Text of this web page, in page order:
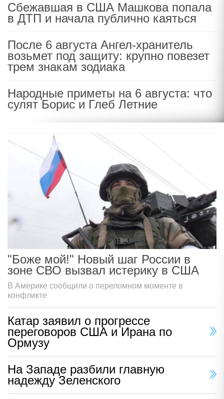
Сбежавшая в США Машкова попала
в ДТП и начала публично каяться
После 6 августа Ангел-хранитель
возьмет под защиту: крупно повезет
трем знакам зодиака
Народные приметы на 6 августа: что
сулят Борис и Глеб Летние
"Боже мой!" Новый шаг России в
зоне СВО вызвал истерику в США
В Америке сообщили о переломном моменте в
конфликте
Катар заявил о прогрессе
переговоров США и Ирана по
Ормузу
На Западе разбили главную
надежду Зеленского